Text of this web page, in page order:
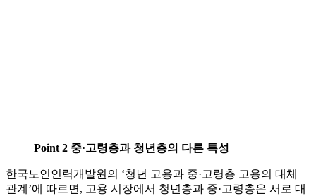
Point 2 중·고령층과 청년층의 다른 특성
한국노인인력개발원의 ‘청년 고용과 중·고령층 고용의 대체
관계’에 따르면, 고용 시장에서 청년층과 중·고령층은 서로 대